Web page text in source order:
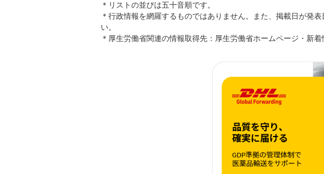
＊リストの並びは五十音順です。
＊行政情報を網羅するものではありません。また、掲載日が発
い。
＊厚生労働省関連の情報取得先：厚生労働省ホームページ・新